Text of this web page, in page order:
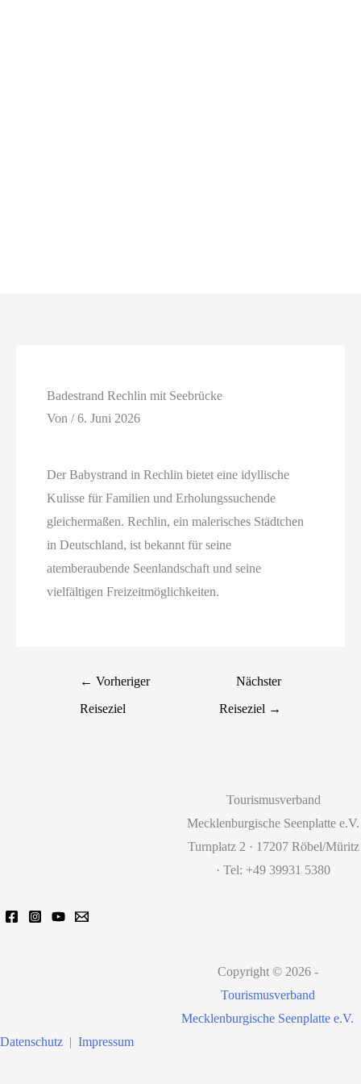
Badestrand Rechlin mit Seebrücke
Von/6. Juni 2026
Der Babystrand in Rechlin bietet eine idyllische
Kulisse für Familien und Erholungssuchende
gleichermaßen. Rechlin, ein malerisches Städtchen
in Deutschland, ist bekannt für seine
atemberaubende Seenlandschaft und seine
vielfältigen Freizeitmöglichkeiten.
← Vorheriger
Reiseziel
Nächster
Reiseziel →
Tourismusverband
Mecklenburgische Seenplatte e.V.
Turnplatz 2 · 17207 Röbel/Müritz
· Tel: +49 39931 5380
Copyright © 2026 -
Tourismusverband
Mecklenburgische Seenplatte e.V.
Datenschutz | Impressum